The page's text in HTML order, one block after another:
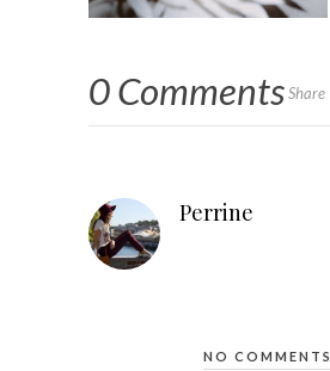
0 CommentsShare
Perrine
NO COMMENTS